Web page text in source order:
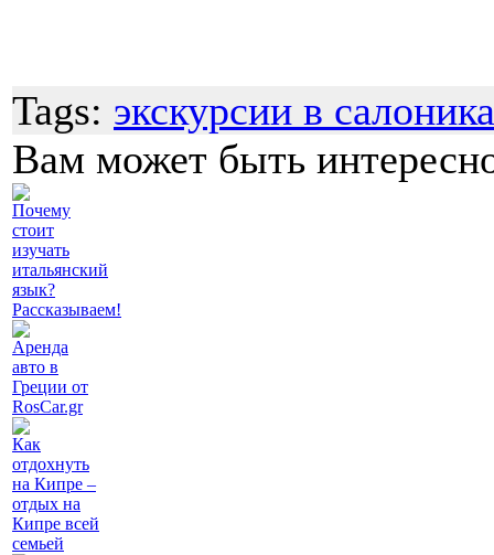
Tags: экскурсии в
Вам может быть
Почему
стоит
изучать
итальянский
язык?
Рассказываем!
Аренда
авто в
Греции от
RosCar.gr
Как
отдохнуть
на Кипре –
отдых на
Кипре всей
семьей